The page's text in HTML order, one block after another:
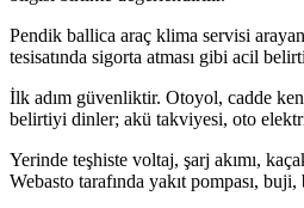
Pendik ballica araç klima servisi
tesisatında sigorta atması gibi acil
İlk adım güvenliktir. Otoyol, cadde
belirtiyi dinler; akü takviyesi, oto
Yerinde teşhiste voltaj, şarj akımı,
Webasto tarafında yakıt pompası,